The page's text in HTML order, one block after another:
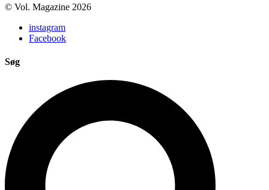
© Vol. Magazine 2026
instagram
Facebook
Søg